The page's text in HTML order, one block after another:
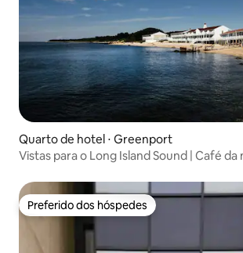
Quarto de hotel ⋅ Greenport
Vistas para o Long Island Sound | Café da
Preferido dos hóspedes
Preferido dos hóspedes